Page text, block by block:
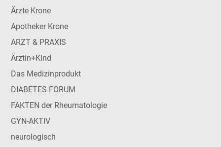
Ärzte Krone
Apotheker Krone
ARZT & PRAXIS
Ärztin+Kind
Das Medizinprodukt
DIABETES FORUM
FAKTEN der Rheumatologie
GYN-AKTIV
neurologisch